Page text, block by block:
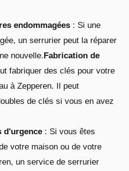
endommagées : Si une
un serrurier peut la réparer
nouvelle.Fabrication de
fabriquer des clés pour votre
à Zepperen. Il peut
de clés si vous en avez
d'urgence : Si vous êtes
votre maison ou de votre
un service de serrurier